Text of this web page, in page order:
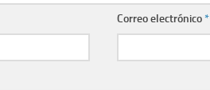
Correo electrónico*